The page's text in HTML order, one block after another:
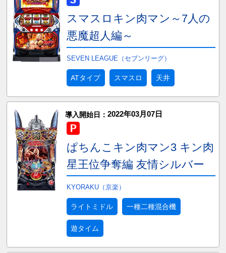
スマスロキン肉マン～7人の
悪魔超人編～
SEVEN LEAGUE（セブンリーグ）
ATタイプ スマスロ 天井
導入開始日： 2022年03月07日
ぱちんこキン肉マン3 キン肉
星王位争奪編 友情シルバー
KYORAKU（京楽）
ライトミドル 一種二種混合機
遊タイム